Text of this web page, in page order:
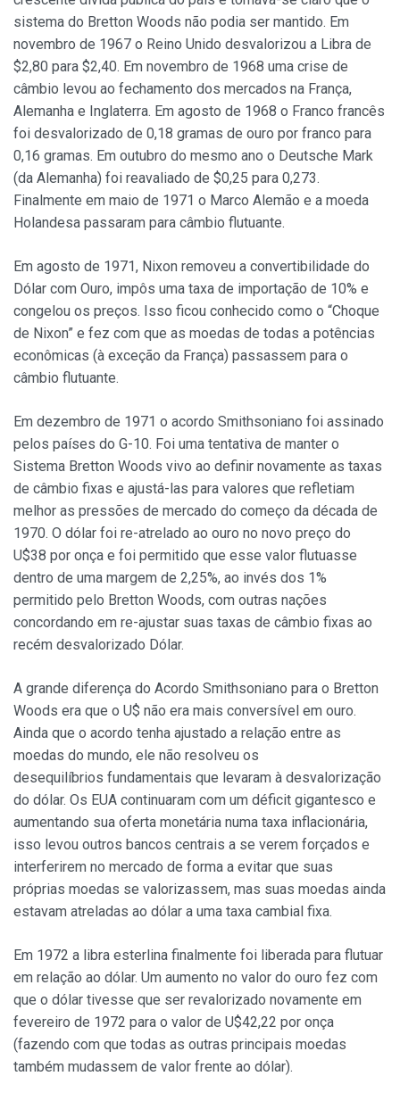
sistema do Bretton Woods não podia ser mantido. Em
novembro de 1967 o Reino Unido desvalorizou a Libra de
$2,80 para $2,40. Em novembro de 1968 uma crise de
câmbio levou ao fechamento dos mercados na França,
Alemanha e Inglaterra. Em agosto de 1968 o Franco francês
foi desvalorizado de 0,18 gramas de ouro por franco para
0,16 gramas. Em outubro do mesmo ano o Deutsche Mark
(da Alemanha) foi reavaliado de $0,25 para 0,273.
Finalmente em maio de 1971 o Marco Alemão e a moeda
Holandesa passaram para câmbio flutuante.
Em agosto de 1971, Nixon removeu a convertibilidade do
Dólar com Ouro, impôs uma taxa de importação de 10% e
congelou os preços. Isso ficou conhecido como o “Choque
de Nixon” e fez com que as moedas de todas a potências
econômicas (à exceção da França) passassem para o
câmbio flutuante.
Em dezembro de 1971 o acordo Smithsoniano foi assinado
pelos países do G-10. Foi uma tentativa de manter o
Sistema Bretton Woods vivo ao definir novamente as taxas
de câmbio fixas e ajustá-las para valores que refletiam
melhor as pressões de mercado do começo da década de
1970. O dólar foi re-atrelado ao ouro no novo preço do
U$38 por onça e foi permitido que esse valor flutuasse
dentro de uma margem de 2,25%, ao invés dos 1%
permitido pelo Bretton Woods, com outras nações
concordando em re-ajustar suas taxas de câmbio fixas ao
recém desvalorizado Dólar.
A grande diferença do Acordo Smithsoniano para o Bretton
Woods era que o U$ não era mais conversível em ouro.
Ainda que o acordo tenha ajustado a relação entre as
moedas do mundo, ele não resolveu os
desequilíbrios fundamentais que levaram à desvalorização
do dólar. Os EUA continuaram com um déficit gigantesco e
aumentando sua oferta monetária numa taxa inflacionária,
isso levou outros bancos centrais a se verem forçados e
interferirem no mercado de forma a evitar que suas
próprias moedas se valorizassem, mas suas moedas ainda
estavam atreladas ao dólar a uma taxa cambial fixa.
Em 1972 a libra esterlina finalmente foi liberada para flutuar
em relação ao dólar. Um aumento no valor do ouro fez com
que o dólar tivesse que ser revalorizado novamente em
fevereiro de 1972 para o valor de U$42,22 por onça
(fazendo com que todas as outras principais moedas
também mudassem de valor frente ao dólar).